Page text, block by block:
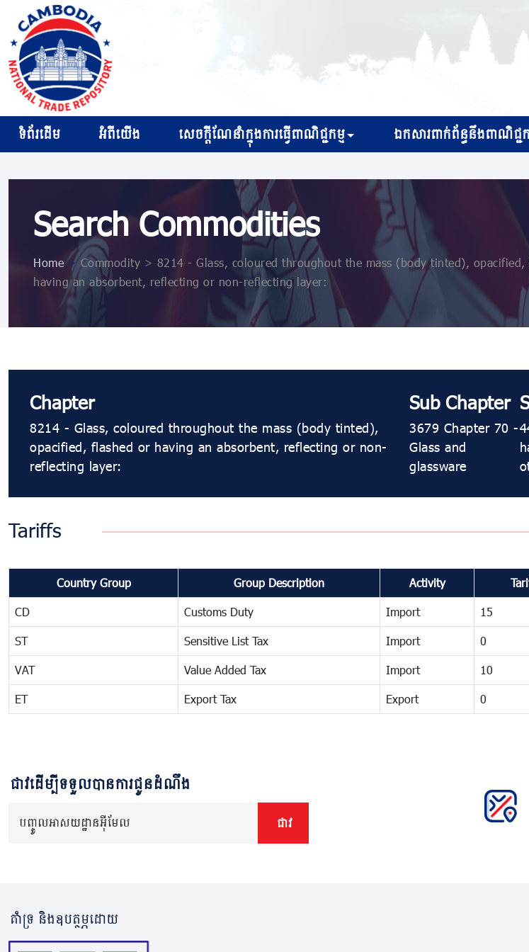
ទំព័រដើម អំពីយើង សេចក្ដីណែនាំក្នុងការធ្វើពាណិជ្ជកម្ម ឯកសារពាក់ព័ន្ធនឹងពាណិជ្ជក
Search Commodities
Home >Commodity > 8214 - Glass, coloured throughout the mass (body tinted), opacified,
having an absorbent, reflecting or non-reflecting layer:
Chapter
8214 - Glass, coloured throughout the mass (body tinted),
opacified, flashed or having an absorbent, reflecting or non-
reflecting layer:
Sub Chapter
3679 Chapter 70 -
Glass and
glassware
Tariffs
Country Group Group Description Activity
CD Customs Duty Import 15
ST Sensitive List Tax Import 0
VAT Value Added Tax Import 10
ET Export Tax Export 0
ជាវដើម្បីទទួលបានការជូនដំណឹង
បញ្ចូលអាសយដ្ឋានអ៊ីមែល ជាវ
គាំទ្រ និងឧបត្ថម្ភដោយ